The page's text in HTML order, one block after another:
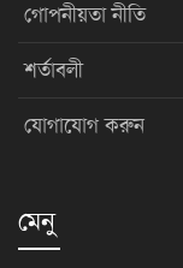
গোপনীয়তা নীতি
শর্তাবলী
যোগাযোগ করুন
মেনু